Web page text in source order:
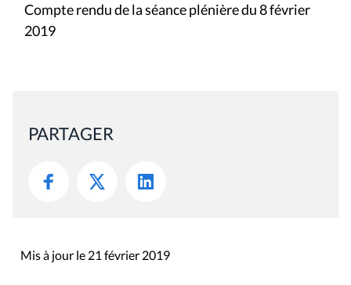
Compte rendu de la séance plénière du 8 février
2019
PARTAGER
Mis à jour le 21 février 2019